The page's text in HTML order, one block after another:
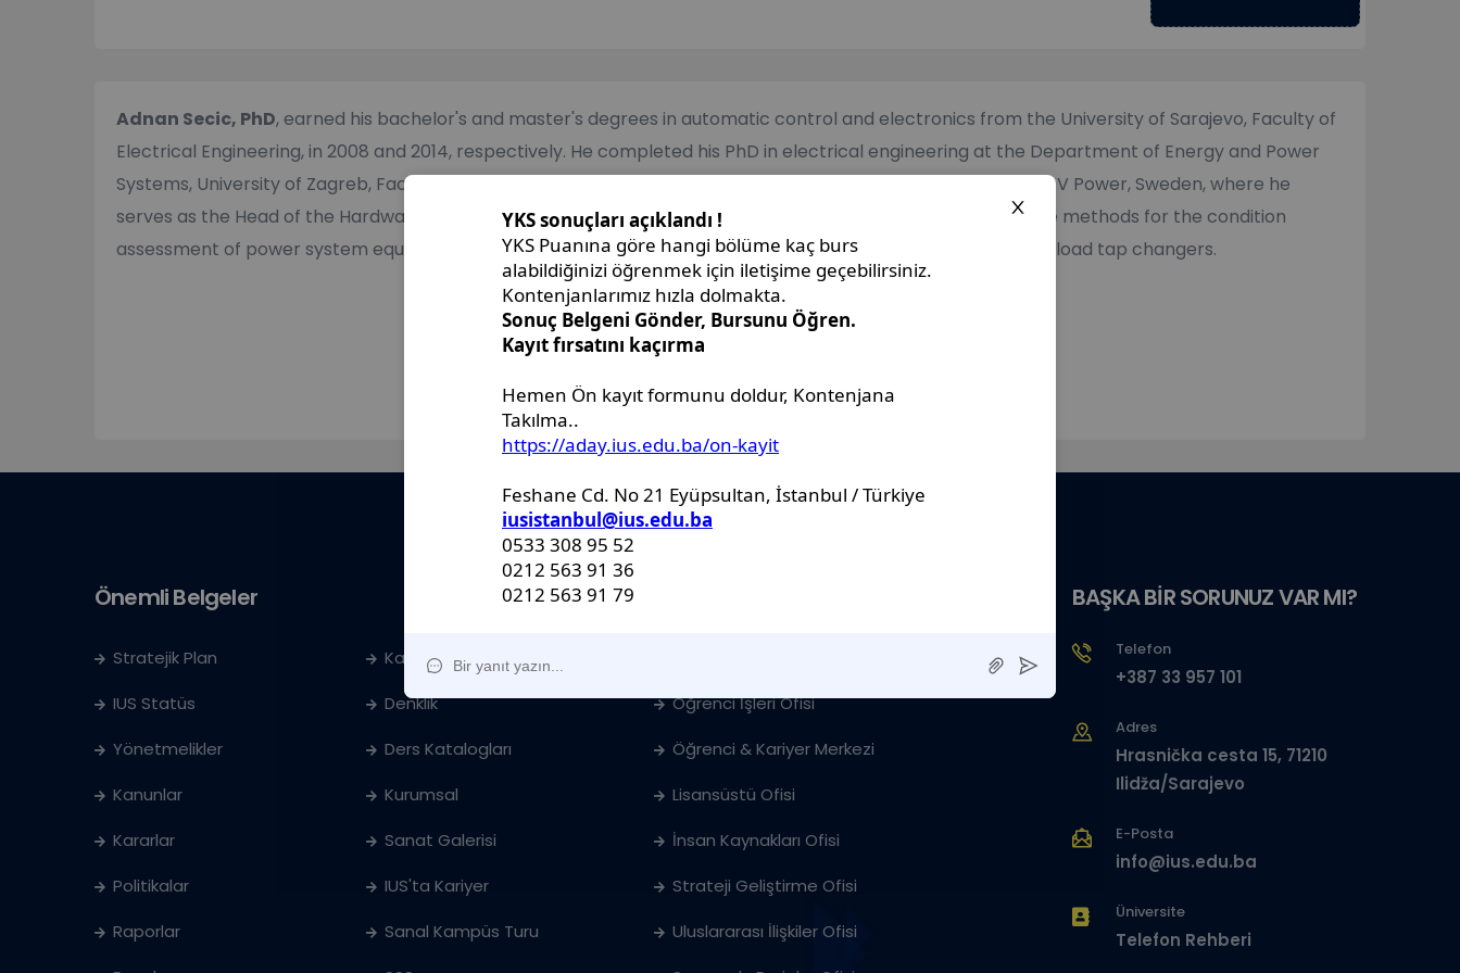
Adnan Secic, PhD, earned his bachelor's and master's degrees in automatic control and electronics from the University of Sarajevo, Faculty of
Electrical Engineering, in 2008 and 2014, respectively. He completed his PhD in electrical engineering at the Department of Energy and Power
Systems, University of Zagreb, Faculty of Electrical Engineering and Computing. Since 2008, he has been with DV Power, Sweden, where he
serves as the Head of the Hardware R&D department. His research interests include invasive and non-invasive methods for the condition
assessment of power system equipment, with a focus on high-voltage circuit breakers, transformers, and on-load tap changers.
Önemli Belgeler
Stratejik Plan
IUS Statüs
Yönetmelikler
Kanunlar
Kararlar
Politikalar
Raporlar
Kayıt Kabul
Denklik
Ders Katalogları
Kurumsal
Sanat Galerisi
IUS'ta Kariyer
Sanal Kampüs Turu
Öğrenci İşleri Ofisi
Öğrenci & Kariyer Merkezi
Lisansüstü Ofisi
İnsan Kaynakları Ofisi
Strateji Geliştirme Ofisi
Uluslararası İlişkiler Ofisi
BAŞKA BİR SORUNUZ VAR MI?
Telefon
+387 33 957 101
Adres
Hrasnička cesta 15, 71210
Ilidža/Sarajevo
E-Posta
info@ius.edu.ba
Üniversite
Telefon Rehberi